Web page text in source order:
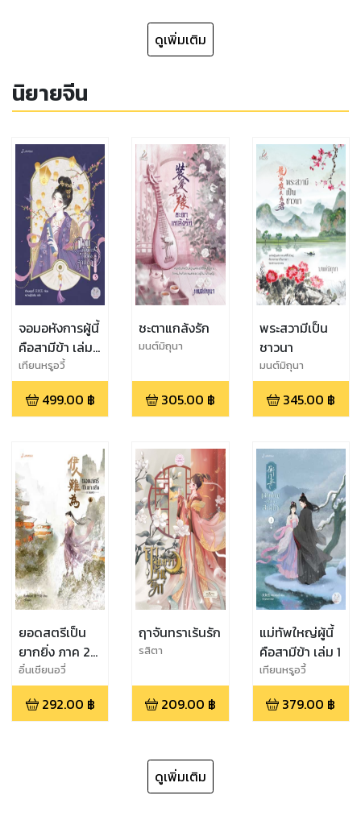
ดูเพิ่มเติม
นิยายจีน
จอมอหังการผู้นี้
คือสามีข้า เล่ม
3 (จบ)
เทียนหรูอวี้
499.00 ฿
ชะตาแกล้งรัก
มนต์มิถุนา
305.00 ฿
พระสวามีเป็น
ชาวนา
มนต์มิถุนา
345.00 ฿
ยอดสตรีเป็น
ยากยิ่ง ภาค 2
เล่ม 4
อิ๋นเชียนอวี่
292.00 ฿
ฤาจันทราเร้นรัก
รสิตา
209.00 ฿
แม่ทัพใหญ่ผู้นี้
คือสามีข้า เล่ม 1
เทียนหรูอวี้
379.00 ฿
ดูเพิ่มเติม